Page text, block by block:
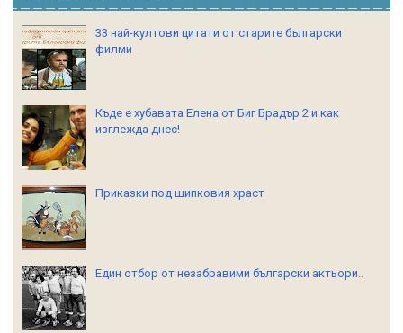
33 най-култови цитати от старите български
филми
Къде е хубавата Елена от Биг Брадър 2 и как
изглежда днес!
Приказки под шипковия храст
Един отбор от незабравими български актьори..